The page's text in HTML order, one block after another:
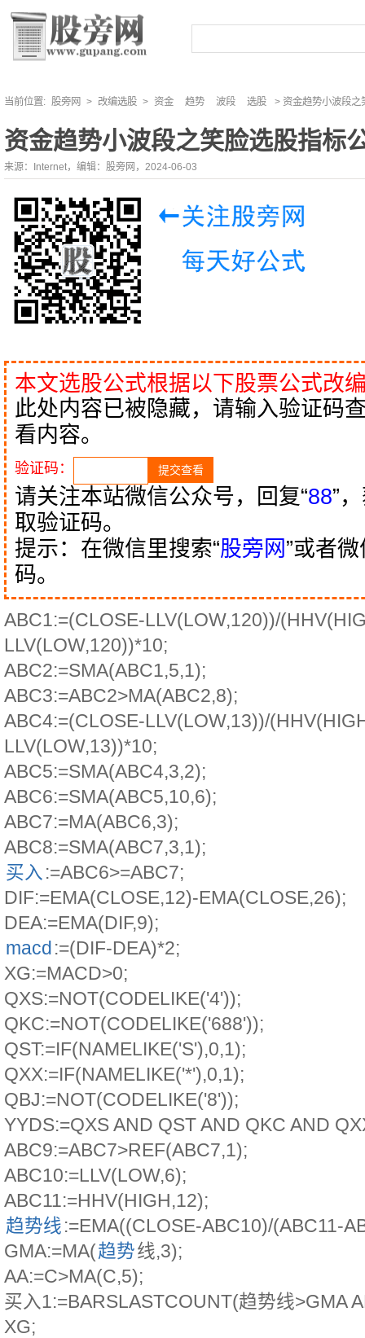
当前位置: 股旁网 > 改编选股 > 资金 趋势 波段 选股 > 资金趋势小波段之
资金趋势小波段之笑脸选股指标
来源：Internet，编辑：股旁网，2024-06-03
本文选股公式根据以下股票公式改
此处内容已被隐藏，请输入验证码
看内容。
验证码：
请关注本站微信公众号，回复“88”
取验证码。
提示：在微信里搜索“股旁网 ”或者
码。
ABC1:=(CLOSE-LLV(LOW,120))/
LLV(LOW,120))*10;
ABC2:=SMA(ABC1,5,1);
ABC3:=ABC2>MA(ABC2,8);
ABC4:=(CLOSE-LLV(LOW,13))/
LLV(LOW,13))*10;
ABC5:=SMA(ABC4,3,2);
ABC6:=SMA(ABC5,10,6);
ABC7:=MA(ABC6,3);
ABC8:=SMA(ABC7,3,1);
买入 :=ABC6>=ABC7;
DIF:=EMA(CLOSE,12)-EMA(CLOSE,26);
DEA:=EMA(DIF,9);
macd:=(DIF-DEA)*2;
XG:=MACD>0;
QXS:=NOT(CODELIKE('4'));
QKC:=NOT(CODELIKE('688'));
QST:=IF(NAMELIKE('S'),0,1);
QXX:=IF(NAMELIKE('*'),0,1);
QBJ:=NOT(CODELIKE('8'));
YYDS:=QXS AND QST AND QKC AND
ABC9:=ABC7>REF(ABC7,1);
ABC10:=LLV(LOW,6);
ABC11:=HHV(HIGH,12);
趋势线:=EMA((CLOSE-ABC10)/(ABC11-
GMA:=MA(趋势线,3);
AA:=C>MA(C,5);
买入1:=BARSLASTCOUNT(趋势线>GMA
XG;